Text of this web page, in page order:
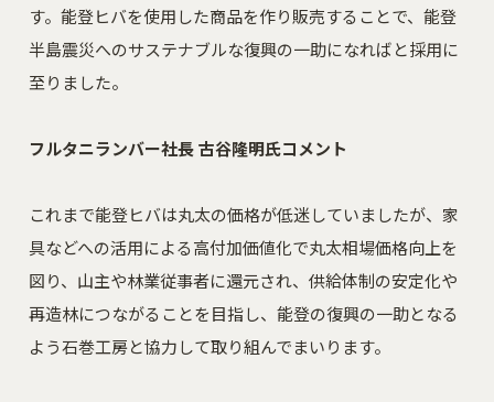
す。能登ヒバを使用した商品を作り販売することで、能登
半島震災へのサステナブルな復興の一助になればと採用に
至りました。
フルタニランバー社長 古谷隆明氏コメント
これまで能登ヒバは丸太の価格が低迷していましたが、家
具などへの活用による高付加価値化で丸太相場価格向上を
図り、山主や林業従事者に還元され、供給体制の安定化や
再造林につながることを目指し、能登の復興の一助となる
よう石巻工房と協力して取り組んでまいります。